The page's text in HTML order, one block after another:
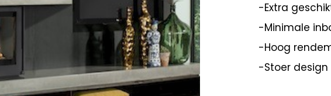
-Extra
-Minimale
-Hoog
-Stoer